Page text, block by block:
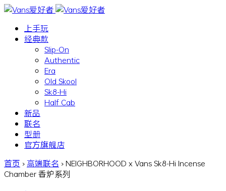
上手玩
经典款
Slip-On
Authentic
Era
Old Skool
Sk8-Hi
Half Cab
新品
联名
型册
官方旗舰店
首页 › 高端联名 ›NEIGHBORHOOD x Vans Sk8-Hi Incense
Chamber 香炉系列